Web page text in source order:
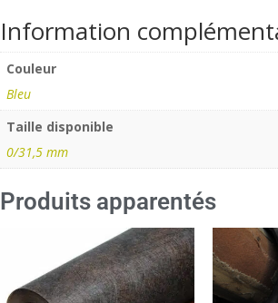
Information
Couleur
Bleu
Taille disponible
0/31,5 mm
Produits apparentés